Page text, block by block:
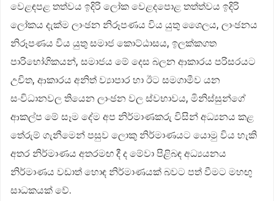
වෙළඳපළ තත්වය ඉදිරි ලෝක වෙළදපොළ තත්ත්වය ඉදිරි
ලෝකය දැක්ම ලාංඡන නිරූපණය විය යුතු ශෛලය, ලාංඡනය
නිරූපණය විය යුතු සමාජ කොට්ඨාසය, ඉලක්කගත
පාරිභෝගිකයන්, සමාජය මේ දෙස බලන ආකාරය පරිසරයට
උචිත, ආකාරය අනිත් ව්‍යාපාර හා ඊට සමගාමීව යන
සංවිධානවල තියෙන ලාංඡන වල ස්වභාවය, මිනිස්සුන්ගේ
ආකල්ප මේ සෑම දේම අප නිර්මාණකරු විසින් අධ්‍යනය කළ
තේරුම් ගැනීමෙන් පසුව ලොකු නිර්මාණයට යොමු විය හැකි
අතර නිර්මාණය අතරමඟ දී ද මේවා පිළිබඳ අධ්‍යයනය
නිර්මාණය වඩාත් හොඳ නිර්මාණයක් බවට පත් වීමට මහඟු
සාධකයක් වේ.